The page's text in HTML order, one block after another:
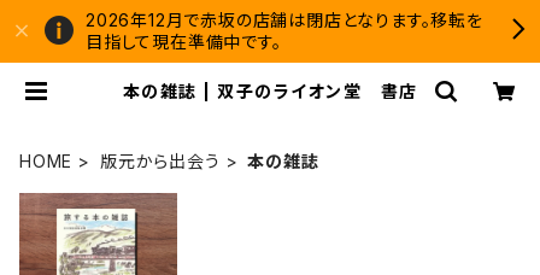
2026年12月で赤坂の店舗は閉店となります。移転を
目指して現在準備中です。
本の雑誌 | 双子のライオン堂 書店
HOME 版元から出会う 本の雑誌